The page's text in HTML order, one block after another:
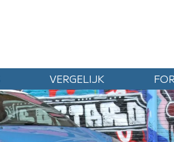
VERGELIJK